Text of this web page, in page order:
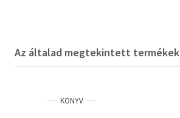
Az általad megtekintett termékek
KÖNYV